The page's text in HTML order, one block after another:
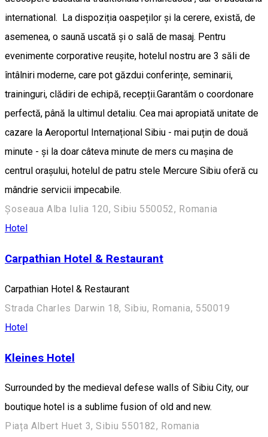
international. La dispoziția oaspeților și la cerere, există, de
asemenea, o saună uscată și o sală de masaj. Pentru
evenimente corporative reușite, hotelul nostru are 3 săli de
întâlniri moderne, care pot găzdui conferințe, seminarii,
traininguri, clădiri de echipă, recepții.Garantăm o coordonare
perfectă, până la ultimul detaliu. Cea mai apropiată unitate de
cazare la Aeroportul Internațional Sibiu - mai puțin de două
minute - și la doar câteva minute de mers cu mașina de
centrul orașului, hotelul de patru stele Mercure Sibiu oferă cu
mândrie servicii impecabile.
Șoseaua Alba Iulia 120, Sibiu 550052, Romania
Hotel
Carpathian Hotel & Restaurant
Carpathian Hotel & Restaurant
Strada Charles Darwin 18, Sibiu, Romania, 550019
Hotel
Kleines Hotel
Surrounded by the medieval defese walls of Sibiu City, our
boutique hotel is a sublime fusion of old and new.
Piața Albert Huet 3, Sibiu 550182, Romania